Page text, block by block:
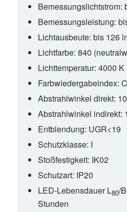
Bemessungslichtstrom:
Bemessungsleistung:
Lichtausbeute: bis 126
Lichtfarbe: 840
Lichttemperatur: 4000 K
Farbwiedergabeindex:
Abstrahlwinkel direkt:
Abstrahlwinkel indirekt:
Entblendung: UGR<19
Schutzklasse: I
Stoßfestigkeit: IK02
Schutzart: IP20
LED-Lebensdauer L80/B
Stunden